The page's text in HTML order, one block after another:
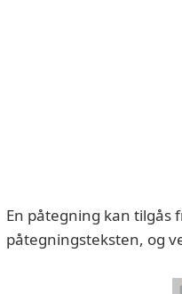
En påtegning kan tilgås
påtegningsteksten, og